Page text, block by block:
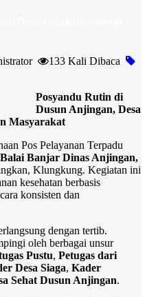
133 Kali Dibaca
Posyandu Rutin di
Dusun Anjingan, Desa
Masyarakat
Pos Pelayanan Terpadu
Balai Banjar Dinas Anjingan,
Klungkung. Kegiatan ini
kesehatan berbasis
konsisten dan
dengan tertib.
oleh berbagai unsur
Pustu, Petugas dari
Desa Siaga, Kader
Sehat Dusun Anjingan.